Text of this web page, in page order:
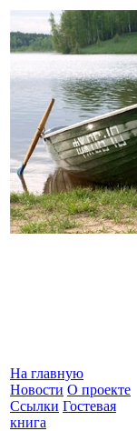
На главную
Новости О проекте
Ссылки Гостевая
книга